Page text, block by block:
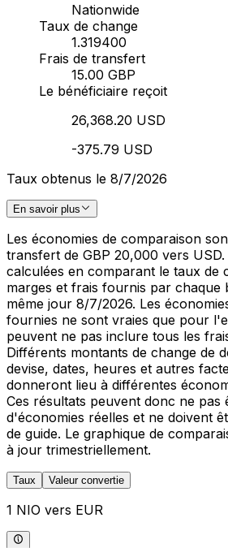
Nationwide
Taux de change
1.319400
Frais de transfert
15.00 GBP
Le bénéficiaire reçoit
26,368.20 USD
-375.79 USD
Taux obtenus le 8/7/2026
En savoir plus
Les économies de comparaison
transfert de GBP 20,000 vers
calculées en comparant le taux de
marges et frais fournis par chaque
même jour 8/7/2026. Les
fournies ne sont vraies que pour
peuvent ne pas inclure tous les
Différents montants de change de
devise, dates, heures et autres
donneront lieu à différentes
Ces résultats peuvent donc ne pas
d'économies réelles et ne doivent
de guide. Le graphique de
à jour trimestriellement.
Taux Valeur convertie
1 NIO vers EUR